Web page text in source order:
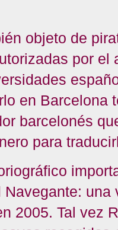
objeto de
por el
en Barcelona
barcelonés
para
2005. Tal vez